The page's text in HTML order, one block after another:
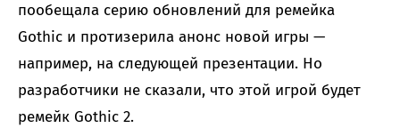
пообещала серию обновлений для ремейка
Gothic и протизерила анонс новой игры —
например, на следующей презентации. Но
разработчики не сказали, что этой игрой будет
ремейк Gothic 2.